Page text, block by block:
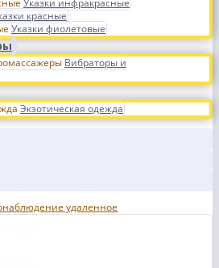
Указки инфракрасные
красные
Указки фиолетовые
Вибраторы и
Экзотическая одежда